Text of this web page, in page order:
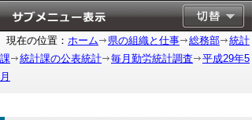
現在の位置： ホーム 県の組織と仕事 総務部
統計
課
統計課の公表統計 毎月勤労統計調査
平成29年5
月